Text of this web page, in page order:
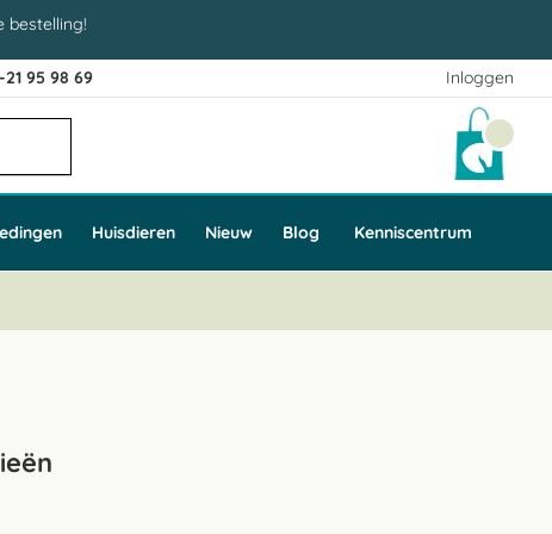
bestelling!
Inloggen
95 98 69
Huisdieren Nieuw Blog Kenniscentrum